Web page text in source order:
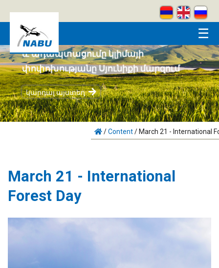
☰
Համայնքահեն բնապահպանությունը
և ադապտացումը կլիմայի
փոփոխությանը Սյունիքի մարզում
կարդալ այստեղ
/Content/ March 21 - International
March 21 - International
Forest Day